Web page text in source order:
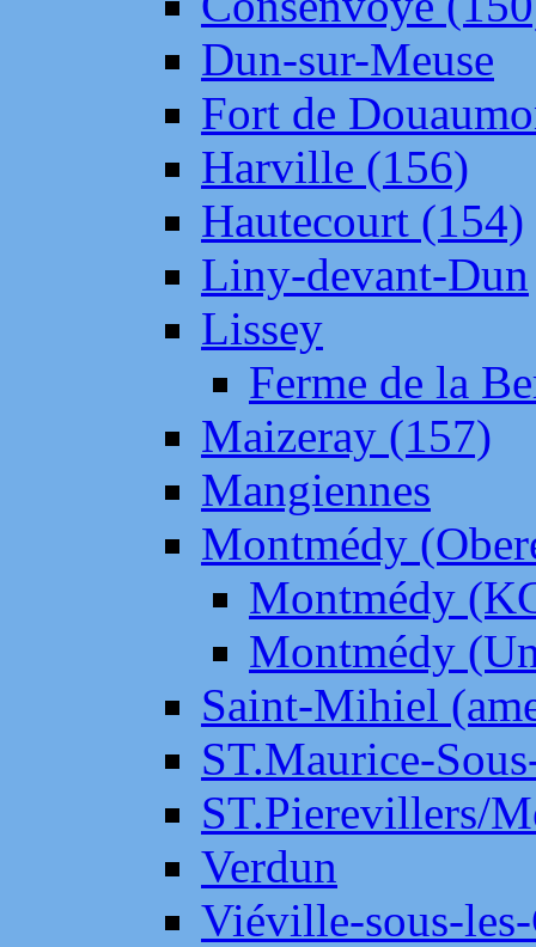
Dun-sur-Meuse
Fort de
Harville (156)
Hautecourt (154)
Liny-devant-Dun
Lissey
Ferme de la
Maizeray (157)
Mangiennes
Montmédy
Montmédy
Montmédy
Saint-Mihiel
ST.Maurice-
ST.Pierevillers/
Verdun
Viéville-sous-